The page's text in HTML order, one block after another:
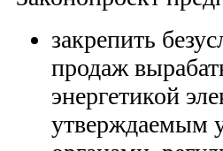
закрепить
продаж
энергетикой
утверждаемым